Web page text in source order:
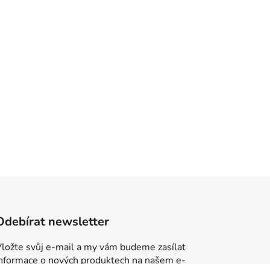
newsletter
svůj e-mail a my vám budeme zasílat
o nových produktech na našem e-